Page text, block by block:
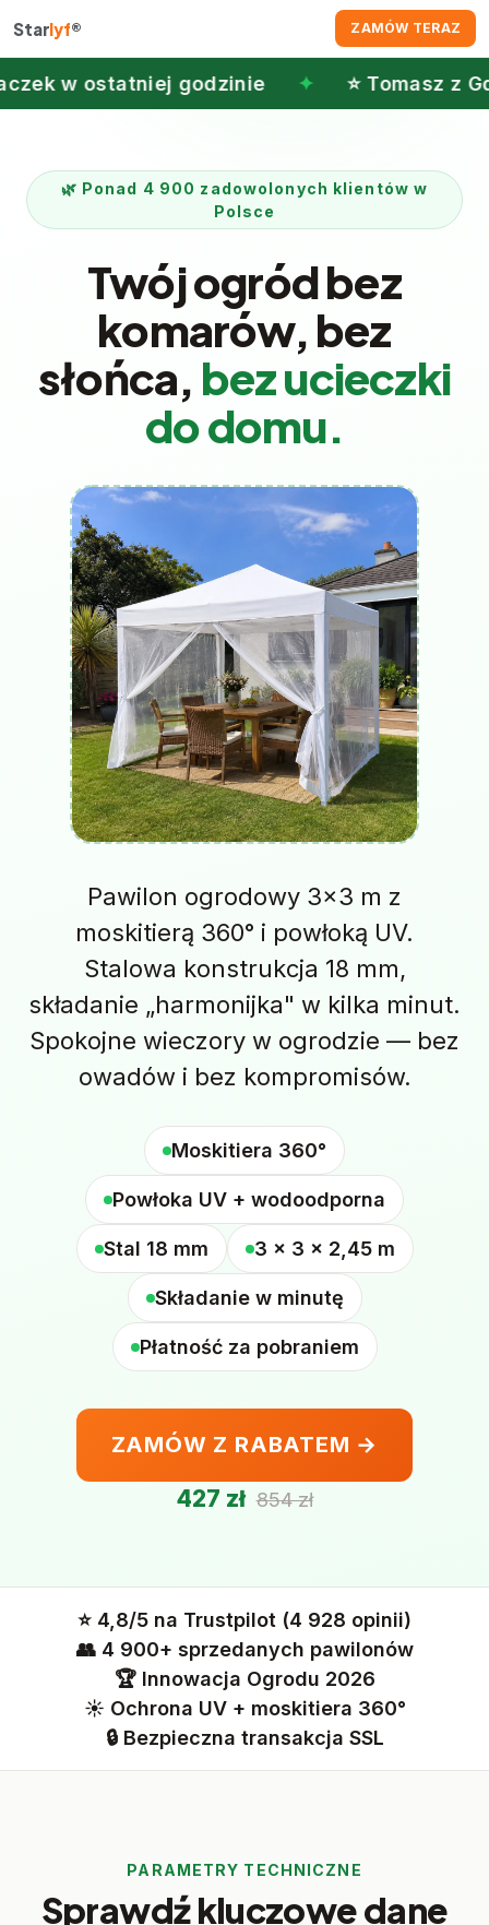
Starlyf® ZAMÓW TERAZ
godzinie ✦ ⭐ Tomasz z Gdyni:
🌿 Ponad 4 900 zadowolonych klientów w
Polsce
Twój ogród bez
komarów, bez
słońca, bez ucieczki
do domu.
Pawilon ogrodowy 3×3 m z
moskitierą 360° i powłoką UV.
Stalowa konstrukcja 18 mm,
składanie „harmonijka" w kilka minut.
Spokojne wieczory w ogrodzie — bez
owadów i bez kompromisów.
Moskitiera 360°
Powłoka UV + wodoodporna
Stal 18 mm 3 × 3 × 2,45 m
Składanie w minutę
Płatność za pobraniem
ZAMÓW Z RABATEM →
427 zł 854 zł
⭐ 4,8/5 na Trustpilot (4 928 opinii)
👥 4 900+ sprzedanych pawilonów
🏆 Innowacja Ogrodu 2026
☀️ Ochrona UV + moskitiera 360°
🔒 Bezpieczna transakcja SSL
PARAMETRY TECHNICZNE
Sprawdź kluczowe dane